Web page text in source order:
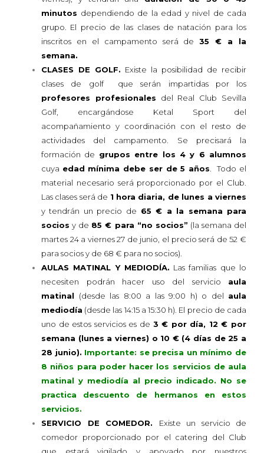
minutos dependiendo de la edad y nivel de cada
grupo. El precio de las clases de natación para los
inscritos en el campamento será de35 € a la
semana.
CLASES DE GOLF. Existe la posibilidad de recibir
clases de golf que serán impartidas por los
profesores profesionales del Real Club Sevilla
Golf, encargándose Ketal Sport del
acompañamiento y coordinación con el resto de
actividades del campamento. Se precisará la
formación de grupos entre los 4 y 6 alumnos
cuya edad mínima debe ser de 5 años . Todo el
material necesario será proporcionado por el Club.
Las clases será de 1 hora diaria, de lunes a viernes
y tendrán un precio de 65 € a la semana para
socios y de 85 € para “no socios” (la semana del
martes 24 a viernes 27 de junio, el precio será de 52 €
para socios y de 68 € para no socios).
AULAS MATINAL Y MEDIODÍA. Las familias que lo
necesiten podrán hacer uso del servicio aula
matinal (desde las 8:00 a las 9:00 h) o del aula
mediodía (desde las 14:15 a 15:30 h). El precio de cada
uno de estos servicios es de 3 € por día, 12 € por
semana (lunes a viernes) o 10 € (4 días de 25 a
28 junio). Importante: se precisa un mínimo de
8 niños para poder hacer los servicios de aula
matinal y mediodía al precio indicado. No se
practica descuento de hermanos en estos
servicios.
SERVICIO DE COMEDOR. Existe un servicio de
comedor proporcionado por el catering del Club
que estará vigilado y apoyado por nuestros